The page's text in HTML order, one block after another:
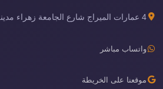
4 عمارات الميراج شارع الجامعة زهراء مدينة نصر القاهرة مصر
واتساب مباشر
موقعنا على الخريطة